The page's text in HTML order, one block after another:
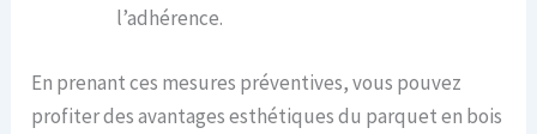
l’adhérence.
En prenant ces mesures préventives, vous pouvez
profiter des avantages esthétiques du parquet en bois